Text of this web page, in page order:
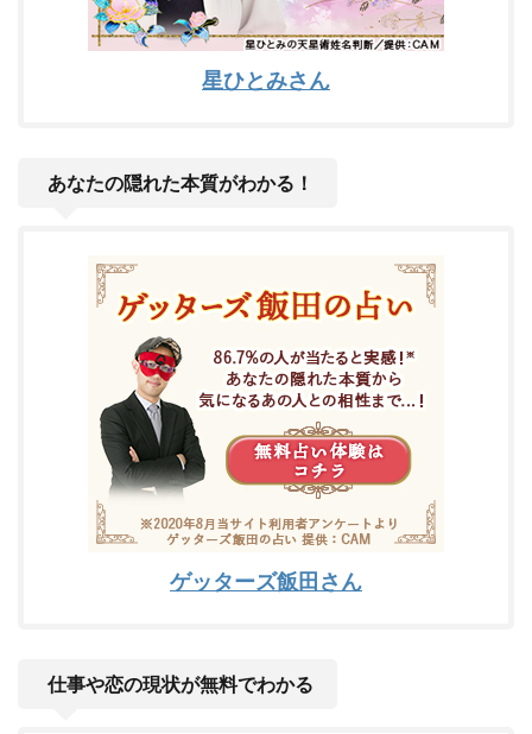
星ひとみさん
あなたの隠れた本質がわかる！
ゲッターズ飯田さん
仕事や恋の現状が無料でわかる